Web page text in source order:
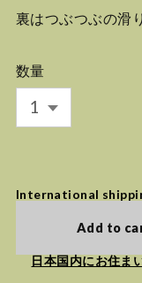
裏はつぶつぶの滑
数量
International
Add to
日本国内にお住ま